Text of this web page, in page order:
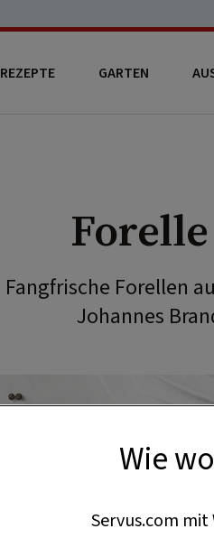
REZEPTE GARTEN
Fangfrische Forellen
Johannes
Wie
Servus.com